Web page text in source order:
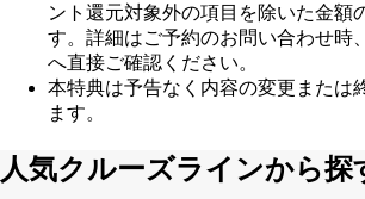
ント還元対象外の項目を除いた金額
す。詳細はご予約のお問い合わせ時
へ直接ご確認ください。
本特典は予告なく内容の変更または
ます。
人気クルーズラインから探